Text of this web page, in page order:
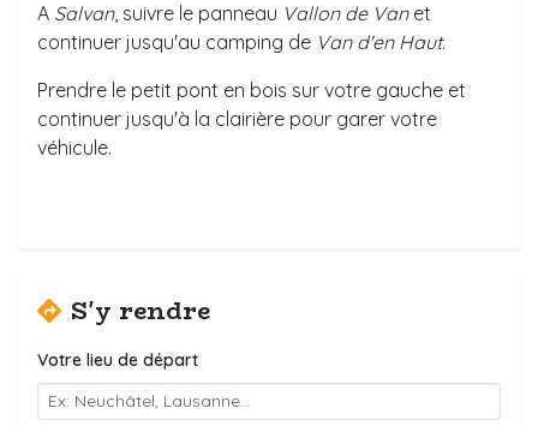
A Salvan, suivre le panneau Vallon de Vanet
continuer jusqu'au camping de Van d'en Haut.
Prendre le petit pont en bois sur votre gauche et
continuer jusqu'à la clairière pour garer votre
véhicule.
S'y rendre
Votre lieu de départ